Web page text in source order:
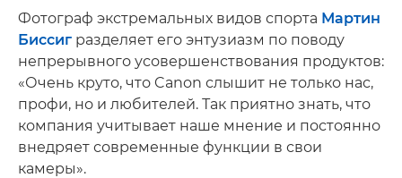
Фотограф экстремальных видов спорта Мартин
Биссиг разделяет его энтузиазм по поводу
непрерывного усовершенствования продуктов:
«Очень круто, что Canon слышит не только нас,
профи, но и любителей. Так приятно знать, что
компания учитывает наше мнение и постоянно
внедряет современные функции в свои
камеры».